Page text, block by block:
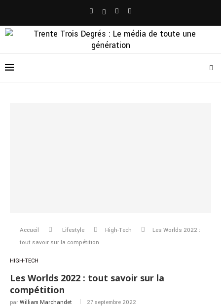
Accueil Lifestyle High-Tech
Les Worlds 2022 :
tout savoir sur la compétition
HIGH-TECH
Les Worlds 2022 : tout savoir sur la
compétition
par William Marchandet 27 septembre 2022